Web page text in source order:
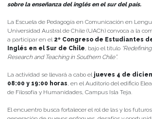
sobre la enseñanza del inglés en el sur del país.
La Escuela de Pedagogía en Comunicación en
Universidad Austral de Chile (UACh) convoca a la
a participar en el 2º Congreso de Estudiantes
Inglés en el Sur de Chile , bajo el título
Research and Teaching in Southern Chile”.
La actividad se llevará a cabo el jueves 4 de
08:00 y 19:00 horas , en el Auditorio del edificio
de Filosofía y Humanidades, Campus Isla Teja.
El encuentro busca fortalecer el rol de las y los